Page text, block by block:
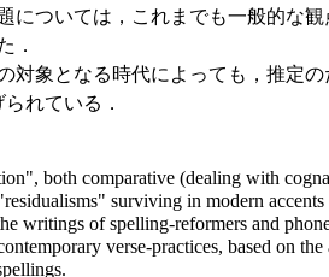
については，これまでも一般的な
．
対象となる時代によっても，推定の
れている．
both comparative (dealing with
surviving in modern
writings of spelling-reformers and
verse-practices, based on